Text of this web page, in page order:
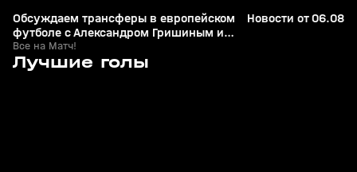
Обсуждаем трансферы в европейском
футболе с Александром Гришиным и
Игорем Семшовым
Все на Матч!
Новости от
Лучшие голы
26 июл, 21:49